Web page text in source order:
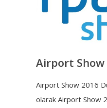
Airport Show
Airport Show 2016
olarak Airport Show